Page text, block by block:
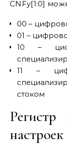
CNFy[1:0]
00 –
01 –
10 –
11 –
стоком
настроек